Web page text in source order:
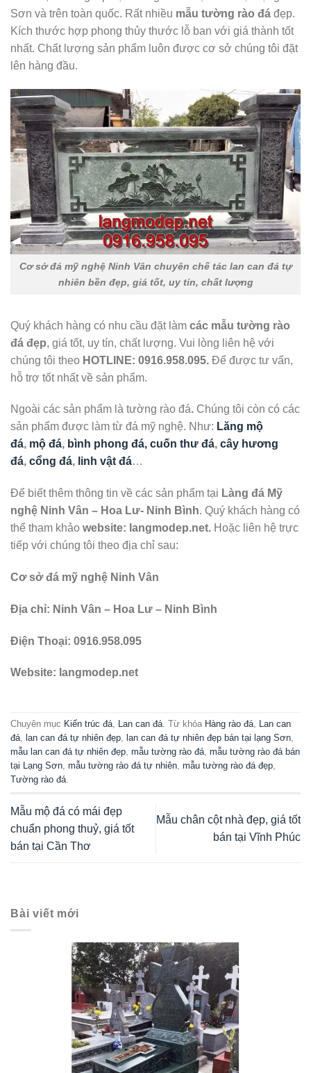
Sơn và trên toàn quốc. Rất nhiều mẫu tường rào đá đẹp.
Kích thước hợp phong thủy thước lỗ ban với giá thành tốt
nhất. Chất lượng sản phẩm luôn được cơ sở chúng tôi đặt
lên hàng đầu.
Cơ sở đá mỹ nghệ Ninh Vân chuyên chế tác lan can đá tự
nhiên bền đẹp, giá tốt, uy tín, chất lượng
Quý khách hàng có nhu cầu đặt làm các mẫu tường rào
đá đẹp, giá tốt, uy tín, chất lượng. Vui lòng liên hệ với
chúng tôi theo HOTLINE: 0916.958.095. Để được tư vấn,
hỗ trợ tốt nhất về sản phẩm.
Ngoài các sản phẩm là tường rào đá. Chúng tôi còn có các
sản phẩm được làm từ đá mỹ nghệ. Như: Lăng mộ
đá, mộ đá, bình phong đá, cuốn thư đá, cây hương
đá, cổng đá, linh vật đá…
Để biết thêm thông tin về các sản phẩm tại Làng đá Mỹ
nghệ Ninh Vân – Hoa Lư- Ninh Bình. Quý khách hàng có
thể tham khảo website: langmodep.net. Hoặc liên hệ trực
tiếp với chúng tôi theo địa chỉ sau:
Cơ sở đá mỹ nghệ Ninh Vân
Địa chỉ: Ninh Vân – Hoa Lư – Ninh Bình
Điện Thoại: 0916.958.095
Website: langmodep.net
Chuyên mục Kiến trúc đá, Lan can đá. Từ khóa Hàng rào đá, Lan can
đá, lan can đá tự nhiên đẹp, lan can đá tự nhiên đẹp bán tại lạng Sơn,
mẫu lan can đá tự nhiên đẹp, mẫu tường rào đá, mẫu tường rào đá bán
tại Lạng Sơn, mẫu tường rào đá tự nhiên, mẫu tường rào đá đẹp,
Tường rào đá.
Mẫu mộ đá có mái đẹp
chuẩn phong thuỷ, giá tốt
bán tại Cần Thơ
Mẫu chân cột nhà đẹp, giá tốt
bán tại Vĩnh Phúc
Bài viết mới